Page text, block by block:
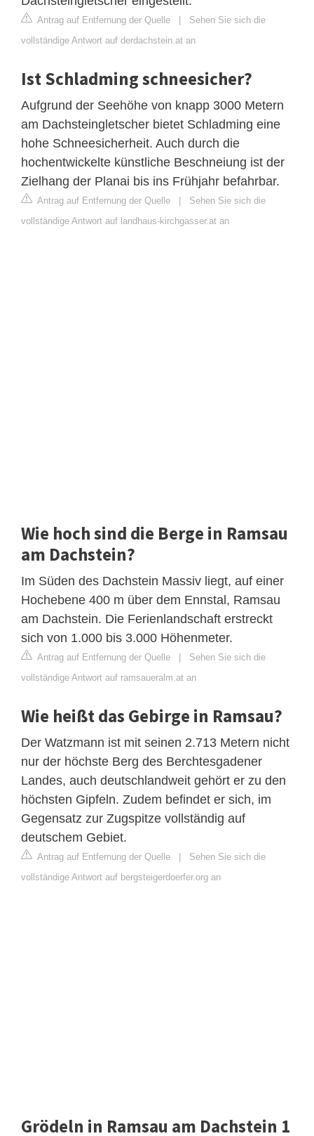
Antrag auf Entfernung der Quelle
Sehen Sie sich die
vollständige Antwort auf derdachstein.at an
Ist Schladming schneesicher?
Aufgrund der Seehöhe von knapp 3000 Metern
am Dachsteingletscher bietet Schladming eine
hohe Schneesicherheit. Auch durch die
hochentwickelte künstliche Beschneiung ist der
Zielhang der Planai bis ins Frühjahr befahrbar.
Antrag auf Entfernung der Quelle
Sehen Sie sich die
vollständige Antwort auf landhaus-kirchgasser.at an
Wie hoch sind die Berge in Ramsau
am Dachstein?
Im Süden des Dachstein Massiv liegt, auf einer
Hochebene 400 m über dem Ennstal, Ramsau
am Dachstein. Die Ferienlandschaft erstreckt
sich von 1.000 bis 3.000 Höhenmeter.
Antrag auf Entfernung der Quelle
Sehen Sie sich die
vollständige Antwort auf ramsaueralm.at an
Wie heißt das Gebirge in Ramsau?
Der Watzmann ist mit seinen 2.713 Metern nicht
nur der höchste Berg des Berchtesgadener
Landes, auch deutschlandweit gehört er zu den
höchsten Gipfeln. Zudem befindet er sich, im
Gegensatz zur Zugspitze vollständig auf
deutschem Gebiet.
Antrag auf Entfernung der Quelle
Sehen Sie sich die
vollständige Antwort auf bergsteigerdoerfer.org an
Grödeln in Ramsau am Dachstein 1